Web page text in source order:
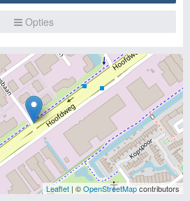
Opties
Leaflet | ©OpenStreetMapcontributors